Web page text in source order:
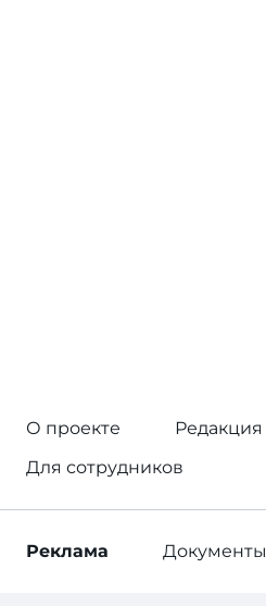
О проекте
Редакция
Для сотрудников
Реклама Документы